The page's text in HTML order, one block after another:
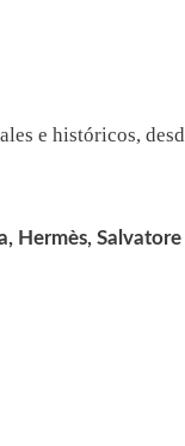
e históricos,
Hermès,